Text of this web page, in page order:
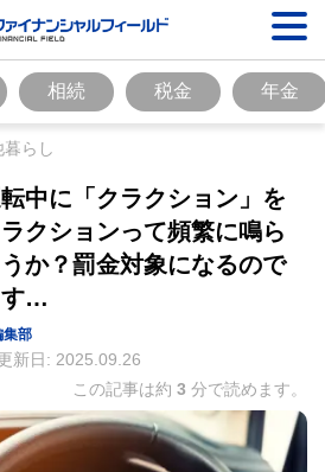
相続 税金 年金
らし
中に「クラクション」を
クションって頻繁に鳴ら
か？罰金対象になるので
す…
集部
新日: 2025.09.26
この記事は約 3 分で読めます。